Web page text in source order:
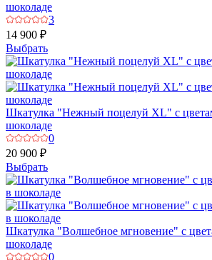
шоколаде
3
14 900 ₽
Выбрать
Шкатулка "Нежный поцелуй XL" с
шоколаде
0
20 900 ₽
Выбрать
Шкатулка "Волшебное мгновение" с
шоколаде
0